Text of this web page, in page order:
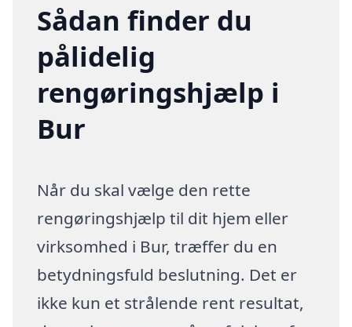
Sådan finder du
pålidelig
rengøringshjælp i
Bur
Når du skal vælge den rette
rengøringshjælp til dit hjem eller
virksomhed i Bur, træffer du en
betydningsfuld beslutning. Det er
ikke kun et strålende rent resultat,